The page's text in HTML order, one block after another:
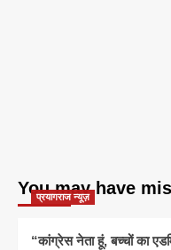
You may have
प्रयागराज न्यूज़
“कांग्रेस नेता हूं, बच्चों का